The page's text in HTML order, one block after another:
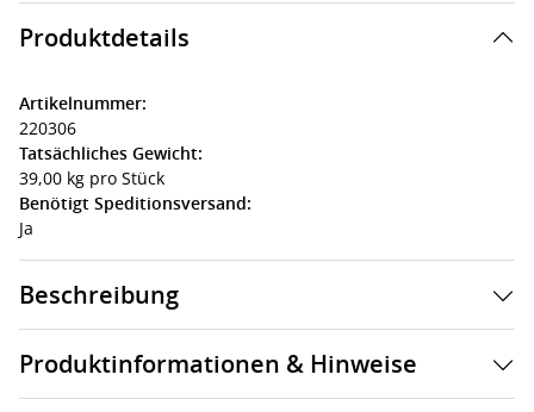
Produktdetails
Artikelnummer:
220306
Tatsächliches Gewicht:
39,00 kg pro Stück
Benötigt Speditionsversand:
Ja
Beschreibung
Produktinformationen & Hinweise